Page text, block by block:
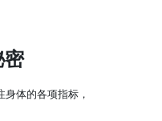
体的各项指标，